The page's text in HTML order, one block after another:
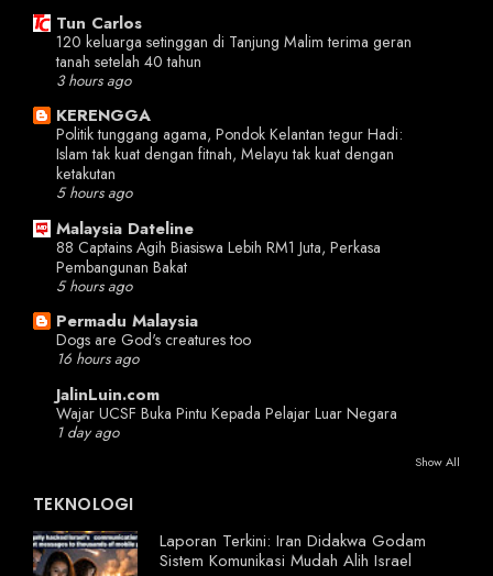
Tun Carlos
120 keluarga setinggan di Tanjung Malim terima geran
tanah setelah 40 tahun
3 hours ago
KERENGGA
Politik tunggang agama, Pondok Kelantan tegur Hadi:
Islam tak kuat dengan fitnah, Melayu tak kuat dengan
ketakutan
5 hours ago
Malaysia Dateline
88 Captains Agih Biasiswa Lebih RM1 Juta, Perkasa
Pembangunan Bakat
5 hours ago
Permadu Malaysia
Dogs are God's creatures too
16 hours ago
JalinLuin.com
Wajar UCSF Buka Pintu Kepada Pelajar Luar Negara
1 day ago
Show All
TEKNOLOGI
Laporan Terkini: Iran Didakwa Godam
Sistem Komunikasi Mudah Alih Israel